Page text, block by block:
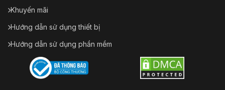
Khuyến mãi
Hướng dẫn sử dụng thiết bị
Hướng dẫn sử dụng phần mềm